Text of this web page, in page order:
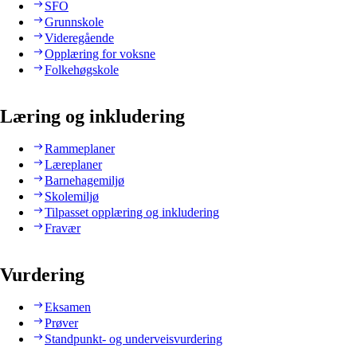
SFO
Grunnskole
Videregående
Opplæring for voksne
Folkehøgskole
Læring og inkludering
Rammeplaner
Læreplaner
Barnehagemiljø
Skolemiljø
Tilpasset opplæring og inkludering
Fravær
Vurdering
Eksamen
Prøver
Standpunkt- og underveisvurdering